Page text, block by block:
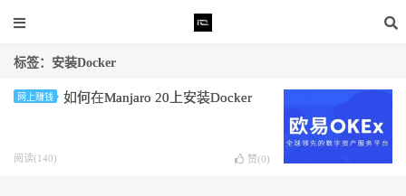
标签：安装Docker
网上赚钱 如何在Manjaro 20上安装Docker
阅读(140) 赞(0)